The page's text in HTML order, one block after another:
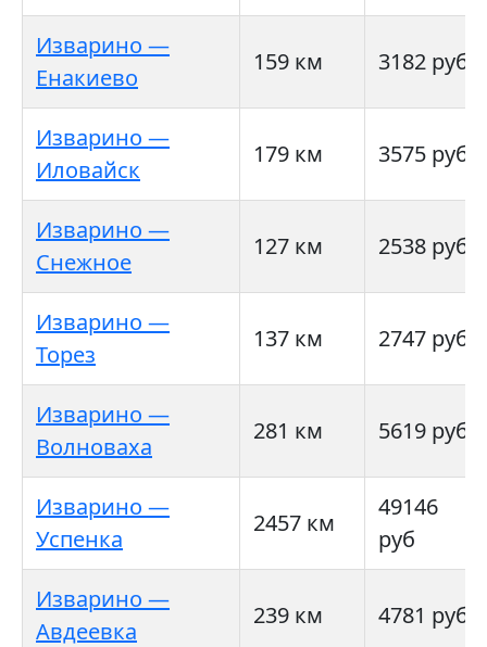
Изварино —
Енакиево
159 км 3182 руб
Изварино —
Иловайск
179 км 3575 руб
Изварино —
Снежное
127 км 2538 руб
Изварино —
Торез
137 км 2747 руб
Изварино —
Волноваха
281 км 5619 руб
Изварино —
Успенка
2457 км
49146
руб
Изварино —
Авдеевка
239 км 4781 руб